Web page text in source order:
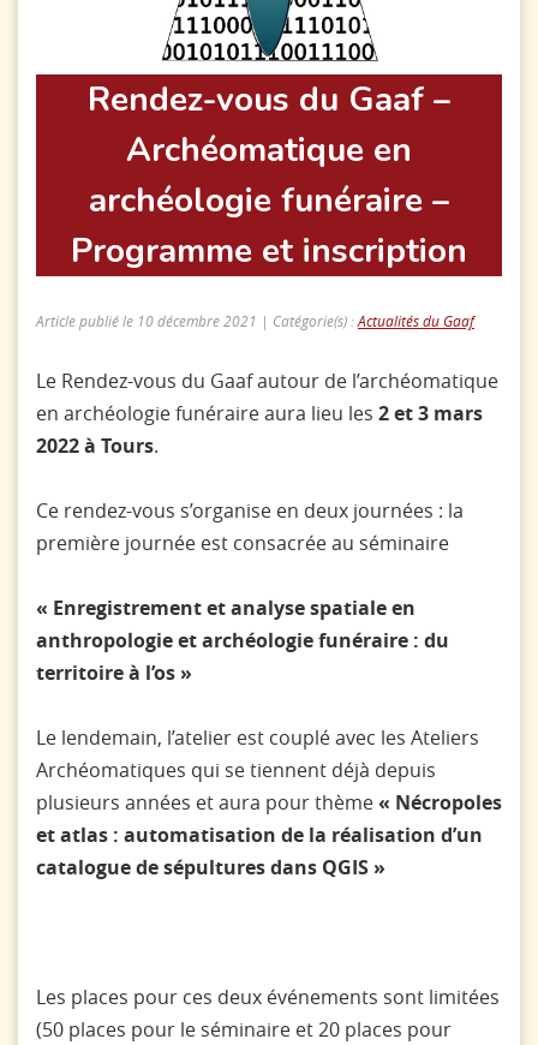
Rendez-vous du Gaaf –
Archéomatique en
archéologie funéraire –
Programme et inscription
Article publié le 10 décembre 2021 | Catégorie(s) :Actualités du Gaaf
Le Rendez-vous du Gaaf autour de l’archéomatique
en archéologie funéraire aura lieu les 2 et 3 mars
2022 à Tours.
Ce rendez-vous s’organise en deux journées : la
première journée est consacrée au séminaire
« Enregistrement et analyse spatiale en
anthropologie et archéologie funéraire : du
territoire à l’os »
Le lendemain, l’atelier est couplé avec les Ateliers
Archéomatiques qui se tiennent déjà depuis
plusieurs années et aura pour thème« Nécropoles
et atlas : automatisation de la réalisation d’un
catalogue de sépultures dans QGIS »
Les places pour ces deux événements sont limitées
(50 places pour le séminaire et 20 places pour